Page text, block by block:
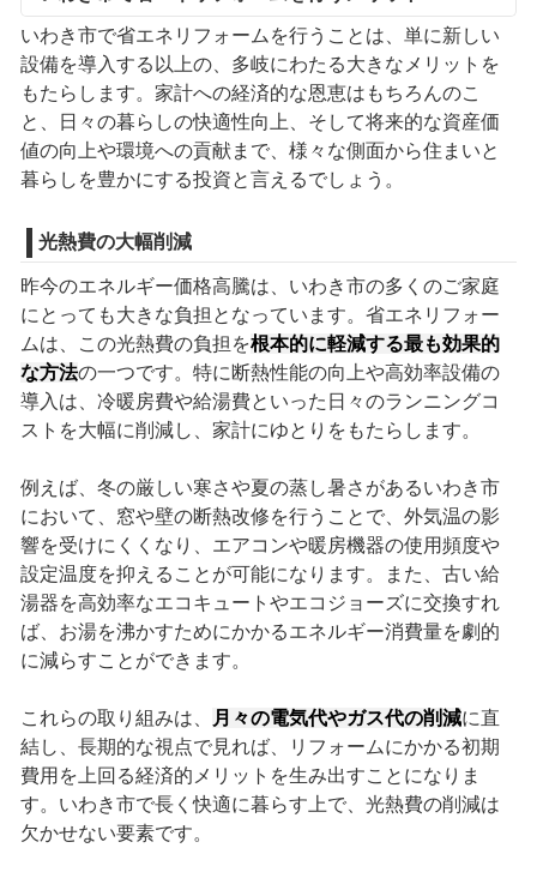
いわき市で省エネリフォームを行うことは、単に新しい
設備を導入する以上の、多岐にわたる大きなメリットを
もたらします。家計への経済的な恩恵はもちろんのこ
と、日々の暮らしの快適性向上、そして将来的な資産価
値の向上や環境への貢献まで、様々な側面から住まいと
暮らしを豊かにする投資と言えるでしょう。
光熱費の大幅削減
昨今のエネルギー価格高騰は、いわき市の多くのご家庭
にとっても大きな負担となっています。省エネリフォー
ムは、この光熱費の負担を根本的に軽減する最も効果的
な方法の一つです。特に断熱性能の向上や高効率設備の
導入は、冷暖房費や給湯費といった日々のランニングコ
ストを大幅に削減し、家計にゆとりをもたらします。
例えば、冬の厳しい寒さや夏の蒸し暑さがあるいわき市
において、窓や壁の断熱改修を行うことで、外気温の影
響を受けにくくなり、エアコンや暖房機器の使用頻度や
設定温度を抑えることが可能になります。また、古い給
湯器を高効率なエコキュートやエコジョーズに交換すれ
ば、お湯を沸かすためにかかるエネルギー消費量を劇的
に減らすことができます。
これらの取り組みは、 月々の電気代やガス代の削減に直
結し、長期的な視点で見れば、リフォームにかかる初期
費用を上回る経済的メリットを生み出すことになりま
す。いわき市で長く快適に暮らす上で、光熱費の削減は
欠かせない要素です。